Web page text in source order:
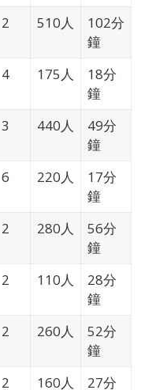
2 510人
102分
鐘
4 175人
18分
鐘
3 440人
49分
鐘
6 220人
17分
鐘
2 280人
56分
鐘
2 110人
28分
鐘
2 260人
52分
鐘
2 160人 27分